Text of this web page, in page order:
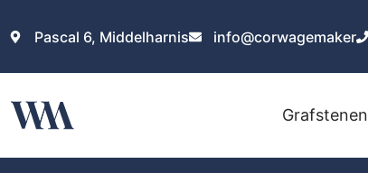
Pascal 6, Middelharnis info@corwagemaker
Grafstenen